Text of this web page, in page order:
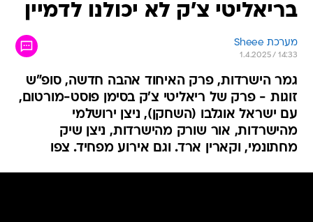
בריאליטי צ'ק לא יכולנו לדמיין
מערכת Sheee
1.4.2025 / 14:33
גמר הישרדות, פרק האיחוד אהבה חדשה, סופ"ש
זוגות - פרק של ריאליטי צ'ק בסימן פוסט-מורטום,
עם ישראל אוגלבו (השחקן), ניצן ירושלמי
מהישרדות, אור שורק מהישרדות, ניצן שיק
מחתונמי, וקארין ארד. וגם אירוע מפחיד. צפו